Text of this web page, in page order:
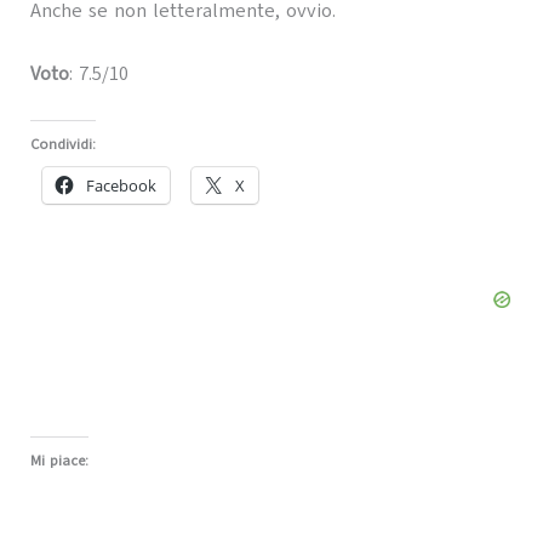
Anche se non letteralmente, ovvio.
Voto: 7.5/10
Condividi:
Facebook X
Mi piace: